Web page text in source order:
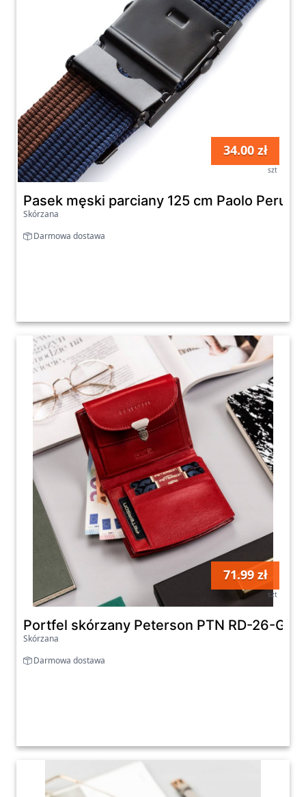
34.00 zł
szt
Pasek męski parciany 125 cm Paolo
Skórzana
Darmowa dostawa
71.99 zł
szt
Portfel skórzany Peterson PTN RD-26-
Skórzana
Darmowa dostawa